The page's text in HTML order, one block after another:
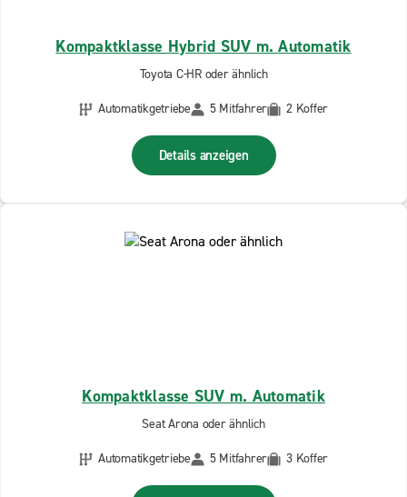
Kompaktklasse Hybrid SUV m. Automatik
Toyota C-HR oder ähnlich
Automatikgetriebe
5 Mitfahrer 2 Koffer
Details anzeigen
Kompaktklasse SUV m. Automatik
Seat Arona oder ähnlich
Automatikgetriebe
5 Mitfahrer 3 Koffer